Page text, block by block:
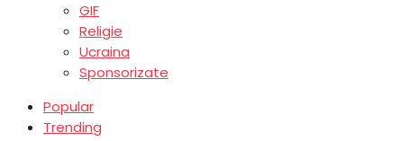
GIF
Religie
Ucraina
Sponsorizate
Popular
Trending